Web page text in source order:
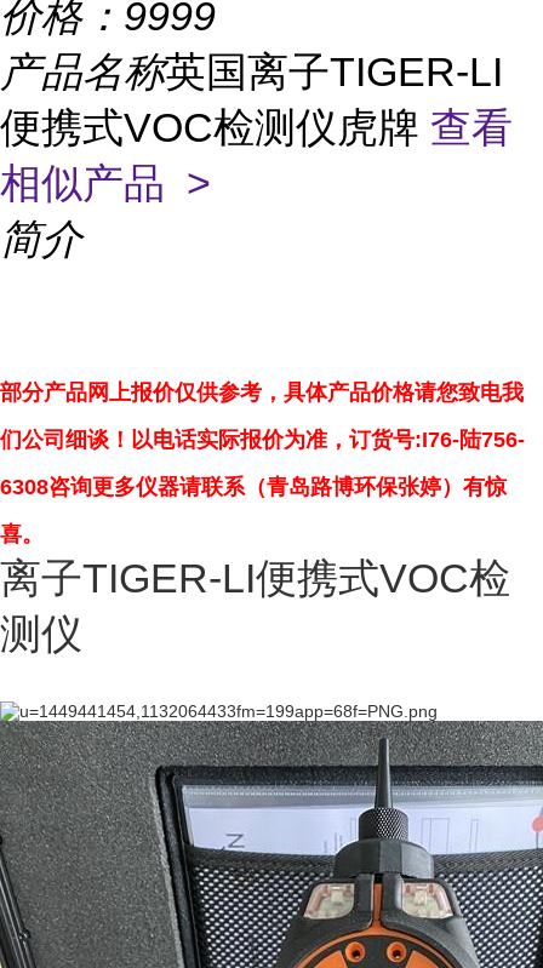
价格： 9999
产品名称英国离子TIGER-LI
便携式VOC检测仪虎牌 查看
相似产品 >
简介
部分产品网上报价仅供参考，具体产品价格请您致电我
们公司细谈！以电话实际报价为准，订货号:I76-陆756-
6308咨询更多仪器请联系（青岛路博环保张婷）有惊
喜。
离子TIGER-LI便携式VOC检
测仪